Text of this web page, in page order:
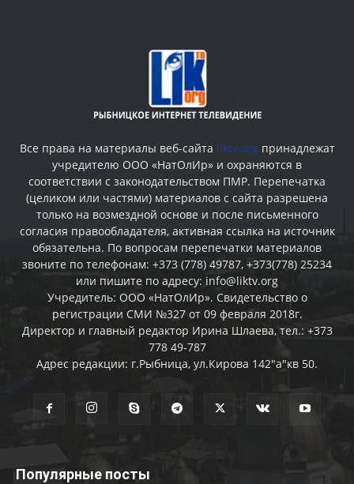
Все права на материалы веб-сайта liktv.org принадлежат
учредителю ООО «НатОлИр» и охраняются в
соответствии с законодательством ПМР. Перепечатка
(целиком или частями) материалов c сайта разрешена
только на возмездной основе и после письменного
согласия правообладателя, активная ссылка на источник
обязательна. По вопросам перепечатки материалов
звоните по телефонам: +373 (778) 49787, +373(778) 25234
или пишите по адресу: info@liktv.org
Учредитель: ООО «НатОлИр». Свидетельство о
регистрации СМИ №327 от 09 февраля 2018г.
Директор и главный редактор Ирина Шлаева, тел.: +373
778 49-787
Адрес редакции: г.Рыбница, ул.Кирова 142"а"кв 50.
Популярные посты